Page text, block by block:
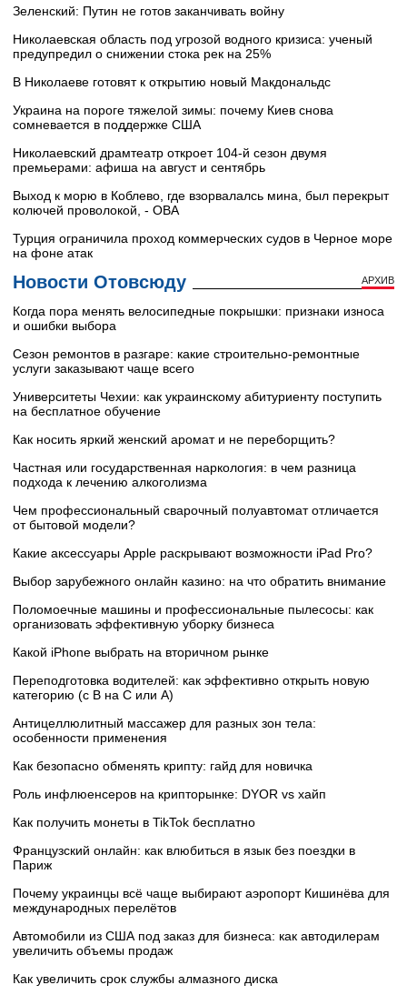
Зеленский: Путин не готов заканчивать войну
Николаевская область под угрозой водного кризиса: ученый
предупредил о снижении стока рек на 25%
В Николаеве готовят к открытию новый Макдональдс
Украина на пороге тяжелой зимы: почему Киев снова
сомневается в поддержке США
Николаевский драмтеатр откроет 104-й сезон двумя
премьерами: афиша на август и сентябрь
Выход к морю в Коблево, где взорвалалсь мина, был перекрыт
колючей проволокой, - ОВА
Турция ограничила проход коммерческих судов в Черное море
на фоне атак
Новости Отовсюду АРХИВ
Когда пора менять велосипедные покрышки: признаки износа
и ошибки выбора
Сезон ремонтов в разгаре: какие строительно-ремонтные
услуги заказывают чаще всего
Университеты Чехии: как украинскому абитуриенту поступить
на бесплатное обучение
Как носить яркий женский аромат и не переборщить?
Частная или государственная наркология: в чем разница
подхода к лечению алкоголизма
Чем профессиональный сварочный полуавтомат отличается
от бытовой модели?
Какие аксессуары Apple раскрывают возможности iPad Pro?
Выбор зарубежного онлайн казино: на что обратить внимание
Поломоечные машины и профессиональные пылесосы: как
организовать эффективную уборку бизнеса
Какой iPhone выбрать на вторичном рынке
Переподготовка водителей: как эффективно открыть новую
категорию (с B на C или А)
Антицеллюлитный массажер для разных зон тела:
особенности применения
Как безопасно обменять крипту: гайд для новичка
Роль инфлюенсеров на крипторынке: DYOR vs хайп
Как получить монеты в TikTok бесплатно
Французский онлайн: как влюбиться в язык без поездки в
Париж
Почему украинцы всё чаще выбирают аэропорт Кишинёва для
международных перелётов
Автомобили из США под заказ для бизнеса: как автодилерам
увеличить объемы продаж
Как увеличить срок службы алмазного диска